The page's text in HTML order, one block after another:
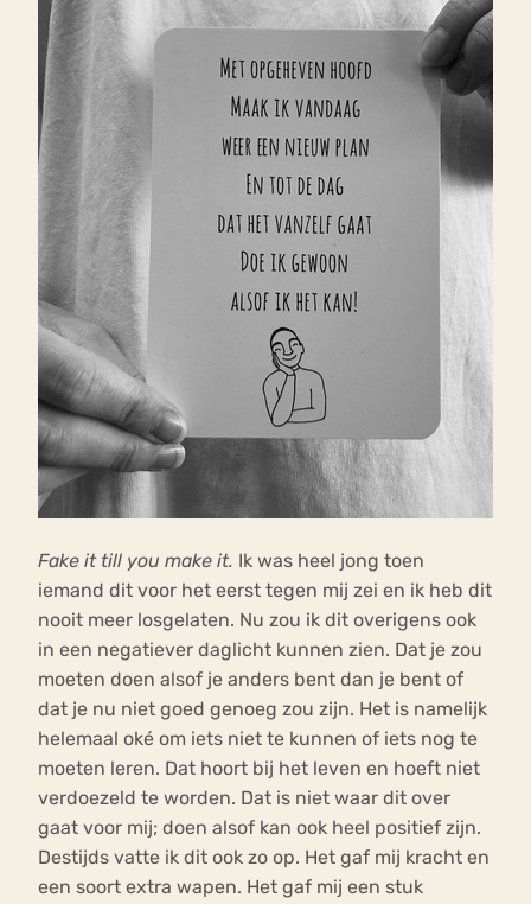
Fake it till you make it. Ik was heel jong toen
iemand dit voor het eerst tegen mij zei en ik heb dit
nooit meer losgelaten. Nu zou ik dit overigens ook
in een negatiever daglicht kunnen zien. Dat je zou
moeten doen alsof je anders bent dan je bent of
dat je nu niet goed genoeg zou zijn. Het is namelijk
helemaal oké om iets niet te kunnen of iets nog te
moeten leren. Dat hoort bij het leven en hoeft niet
verdoezeld te worden. Dat is niet waar dit over
gaat voor mij; doen alsof kan ook heel positief zijn.
Destijds vatte ik dit ook zo op. Het gaf mij kracht en
een soort extra wapen. Het gaf mij een stuk